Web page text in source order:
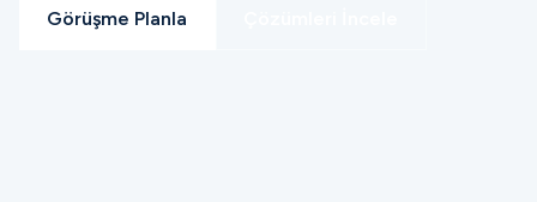
Görüşme Planla